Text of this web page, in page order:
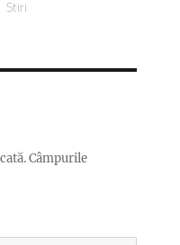
Categorii
Stiri
Câmpurile